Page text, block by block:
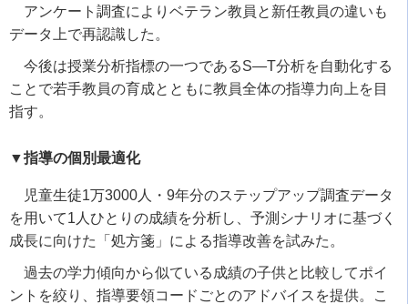
アンケート調査によりベテラン教員と新任教員の違いも
データ上で再認識した。
今後は授業分析指標の一つであるS―T分析を自動化する
ことで若手教員の育成とともに教員全体の指導力向上を目
指す。
▼指導の個別最適化
児童生徒1万3000 人・ 9年分のステップアップ調査データ
を用いて1 人ひとりの成績を分析し、予測シナリオに基づく
成長に向けた「処方箋」による指導改善を試みた。
過去の学力傾向から似ている成績の子供と比較してポイ
ントを絞り、指導要領コードごとのアドバイスを提供。こ